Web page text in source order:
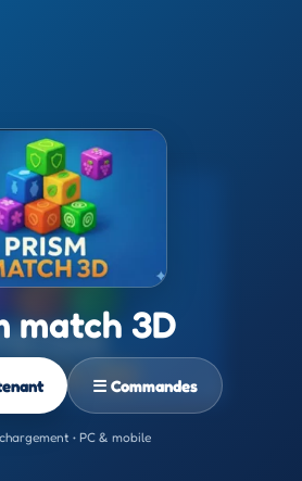
match 3D
☰ Commandes
• PC & mobile